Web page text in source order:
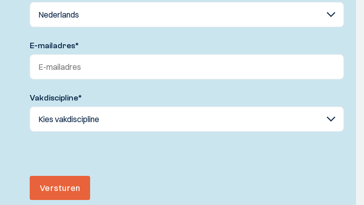
E-mailadres*
Vakdiscipline*
Versturen